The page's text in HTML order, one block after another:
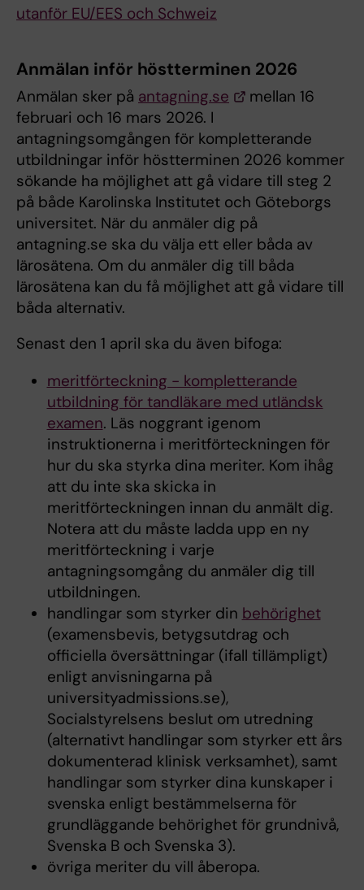
utanför EU/EES och Schweiz
Anmälan inför höstterminen 2026
Anmälan sker på antagning.se
mellan 16
februari och 16 mars 2026. I
antagningsomgången för kompletterande
utbildningar inför höstterminen 2026 kommer
sökande ha möjlighet att gå vidare till steg 2
på både Karolinska Institutet och Göteborgs
universitet. När du anmäler dig på
antagning.se ska du välja ett eller båda av
lärosätena. Om du anmäler dig till båda
lärosätena kan du få möjlighet att gå vidare till
båda alternativ.
Senast den 1 april ska du även bifoga:
meritförteckning - kompletterande
utbildning för tandläkare med utländsk
examen. Läs noggrant igenom
instruktionerna i meritförteckningen för
hur du ska styrka dina meriter. Kom ihåg
att du inte ska skicka in
meritförteckningen innan du anmält dig.
Notera att du måste ladda upp en ny
meritförteckning i varje
antagningsomgång du anmäler dig till
utbildningen.
handlingar som styrker din behörighet
(examensbevis, betygsutdrag och
officiella översättningar (ifall tillämpligt)
enligt anvisningarna på
universityadmissions.se),
Socialstyrelsens beslut om utredning
(alternativt handlingar som styrker ett års
dokumenterad klinisk verksamhet), samt
handlingar som styrker dina kunskaper i
svenska enligt bestämmelserna för
grundläggande behörighet för grundnivå,
Svenska B och Svenska 3).
övriga meriter du vill åberopa.